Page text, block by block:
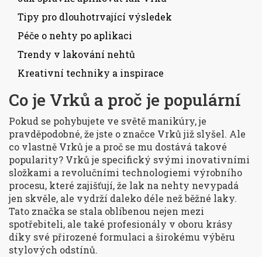
Tipy pro dlouhotrvající výsledek
Péče o nehty po aplikaci
Trendy v lakování nehtů
Kreativní techniky a inspirace
Co je Vrků a proč je populární
Pokud se pohybujete ve světě manikúry, je
pravděpodobné, že jste o značce Vrků již slyšel. Ale
co vlastně Vrků je a proč se mu dostává takové
popularity? Vrků je specifický svými inovativními
složkami a revolučními technologiemi výrobního
procesu, které zajišťují, že lak na nehty nevypadá
jen skvěle, ale vydrží daleko déle než běžné laky.
Tato značka se stala oblíbenou nejen mezi
spotřebiteli, ale také profesionály v oboru krásy
díky své přirozené formulaci a širokému výběru
stylových odstínů.